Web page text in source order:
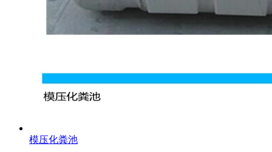
模压化粪池